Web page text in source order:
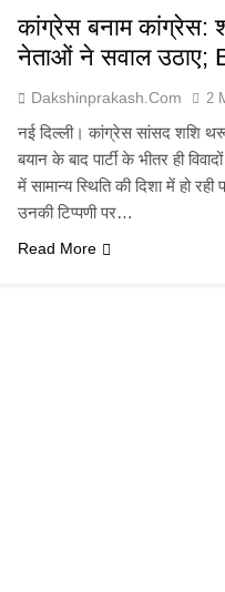
कांग्रेस बनाम कांग्रेस:
नेताओं ने सवाल उठाए;
Dakshinprakash.com 2
नई दिल्ली। कांग्रेस सांसद शशि
बयान के बाद पार्टी के भीतर ही
में सामान्य स्थिति की दिशा में हो
उनकी टिप्पणी पर…
Read More